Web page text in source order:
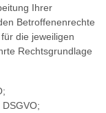
Ihrer
Betroffenenrechte
die jeweiligen
Rechtsgrundlage